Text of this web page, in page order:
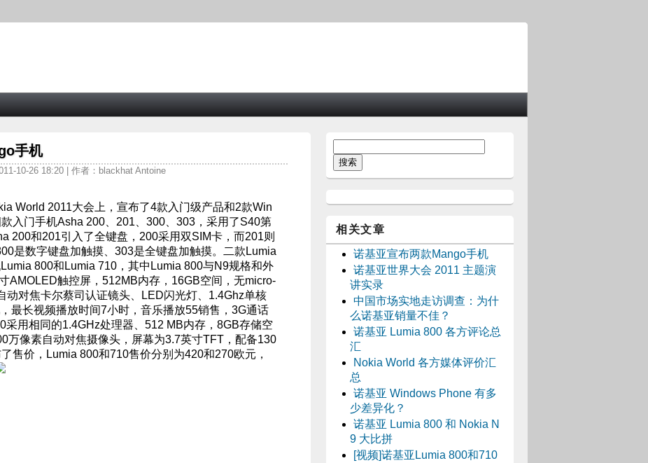
手机
10-26 18:20 | 作者：blackhat Antoine
World 2011大会上，宣布了4款入门级产品和2款Win
入门手机Asha 200、201、300、303，采用了S40第
200和201引入了全键盘，200采用双SIM卡，而201则
是数字键盘加触摸、303是全键盘加触摸。二款Lumia
800和Lumia 710，其中Lumia 800与N9规格和外
AMOLED触控屏，512MB内存，16GB空间，无micro-
动对焦卡尔蔡司认证镜头、LED闪光灯、1.4Ghz单核
最长视频播放时间7小时，音乐播放55销售，3G通话
采用相同的1.4GHz处理器、512 MB内存，8GB存储空
万像素自动对焦摄像头，屏幕为3.7英寸TFT，配备130
售价，Lumia 800和710售价分别为420和270欧元，
相关文章
诺基亚宣布两款Mango手机
诺基亚世界大会 2011 主题演
讲实录
中国市场实地走访调查：为什
么诺基亚销量不佳？
诺基亚 Lumia 800 各方评论总
汇
Nokia World 各方媒体评价汇
总
诺基亚 Windows Phone 有多
少差异化？
诺基亚 Lumia 800 和 Nokia N
9 大比拼
[视频]诺基亚Lumia 800和710